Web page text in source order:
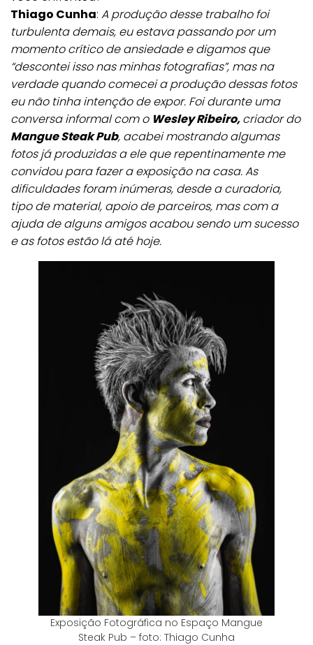
Thiago Cunha: A produção desse trabalho foi
turbulenta demais, eu estava passando por um
momento crítico de ansiedade e digamos que
“descontei isso nas minhas fotografias”, mas na
verdade quando comecei a produção dessas fotos
eu não tinha intenção de expor. Foi durante uma
conversa informal com o Wesley Ribeiro,criador do
Mangue Steak Pub, acabei mostrando algumas
fotos já produzidas a ele que repentinamente me
convidou para fazer a exposição na casa.As
dificuldades foram inúmeras, desde a curadoria,
tipo de material, apoio de parceiros, mas com a
ajuda de alguns amigos acabou sendo um sucesso
e as fotos estão lá até hoje.
Exposição Fotográfica no Espaço Mangue
Steak Pub – foto: Thiago Cunha